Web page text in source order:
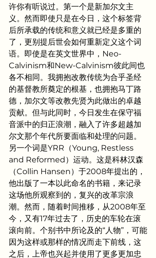
许你有听说过。第一个是新加尔文主
义。然而即使只是在今日，这个标签背
后所承载的传统和意义就已经是多重的
了，更别提后世会如何重新定义这个词
语。即使是在英文世界中，Neo-
Calvinism和New-Calvinism彼此间也
各不相同。我拥抱改教传统为合乎圣经
的基督教所奠定的根基，也拥抱马丁路
德，加尔文等改教先贤为此做出的卓越
贡献。但与此同时，今日发生在保守福
音派中的归正浪潮，融入了许多超越加
尔文那个年代所要面临和处理的问题。
另一个词是YRR（Young, Restless
and Reformed）运动。这是科林汉森
（Collin Hansen）于2008年提出的，
他出版了一本以此命名的书籍，来记录
这场他所观察到的，复兴的改革宗浪
潮。然而，随着时间推移，从2008年至
今，又有17年过去了，历史的车轮在滚
滚向前。个别书中所论及的“人物”，可能
因为这样或那样的情况而走下前线，这
之后，上帝也兴起并使用了更多更加忠